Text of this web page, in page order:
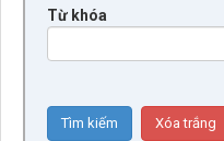
Từ khóa